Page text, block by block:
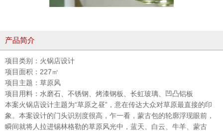
产品简介
项目类别：火锅店设计
项目面积：227㎡
项目主题：草原风
项目用料：水磨石、不锈钢、烤漆钢板、长虹玻璃、凹凸铝板
本案火锅店设计主题为“草原之昼”，意在传达大众对草原最直接的印
象。本案设计的门头识别度很高，乍一看，蒙古包的轮廓浮现眼前，
瞬间就将人拉进锡林格勒的草原风光中，蓝天、白云、牛羊、蒙古